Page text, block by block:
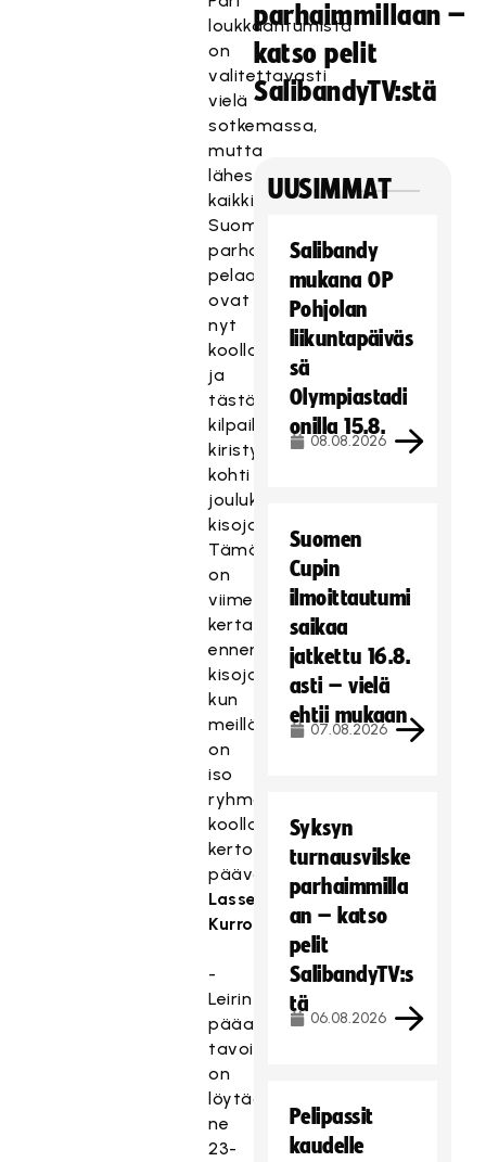
loukkaantumista
on
valitettavasti
vielä
sotkemassa,
mutta
lähes
kaikki
Suomen
parhaat
pelaajat
ovat
nyt
koolla
ja
tästä
kilpailu
kiristyy
kohti
joulukuun
kisoja.
Tämä
on
viimeinen
kerta
ennen
kisoja
kun
meillä
on
iso
ryhmä
koolla,
kertoo
päävalmentaja
Lasse
Kurronen
-
Leirin
pääasiallinen
tavoite
on
löytää
ne
23-
parhaimmillaan –
katso pelit
SalibandyTV:stä
UUSIMMAT
Salibandy
mukana OP
Pohjolan
liikuntapäiväs
sä
Olympiastadi
onilla 15.8.
08.08.2026
Suomen
Cupin
ilmoittautumi
saikaa
jatkettu 16.8.
asti – vielä
ehtii mukaan
07.08.2026
Syksyn
turnausvilske
parhaimmilla
an – katso
pelit
SalibandyTV:s
tä
06.08.2026
Pelipassit
kaudelle